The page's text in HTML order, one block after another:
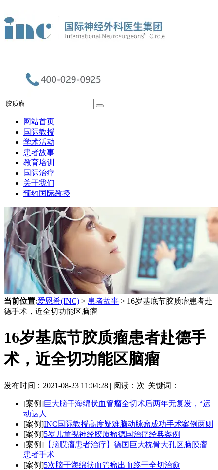
网站首页
国际教授
学术活动
患者故事
教育培训
国际治疗
关于我们
预约国际教授
当前位置:爱恩希(INC) > 患者故事 > 16岁基底节胶质瘤患者赴
德手术，近全切功能区脑瘤
16岁基底节胶质瘤患者赴德手
术，近全切功能区脑瘤
发布时间： 2021-08-23 11:04:28 | 阅读： 次| 关键词：
[案例]巨大脑干海绵状血管瘤全切术后两年无复发，“运
动达人
[案例]INC国际教授高度疑难脑动脉瘤成功手术案例两则
[案例]5岁儿童视神经胶质瘤德国治疗经典案例
[案例] 【脑膜瘤患者治疗】德国巨大枕骨大孔区脑膜瘤
患者手术
[案例]5次脑干海绵状血管瘤出血终于全切治愈